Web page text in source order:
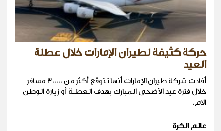
حركة كثيفة لطيران الإمارات خلال عطلة
العيد
أفادت شركة طيران الإمارات أنها تتوقّع أكثر من ٣٠٠٠٠٠ مسافر
خلال فترة عيد الأضحى المبارك بهدف العطلة أو زيارة الوطن
الام.
عالم الكرة